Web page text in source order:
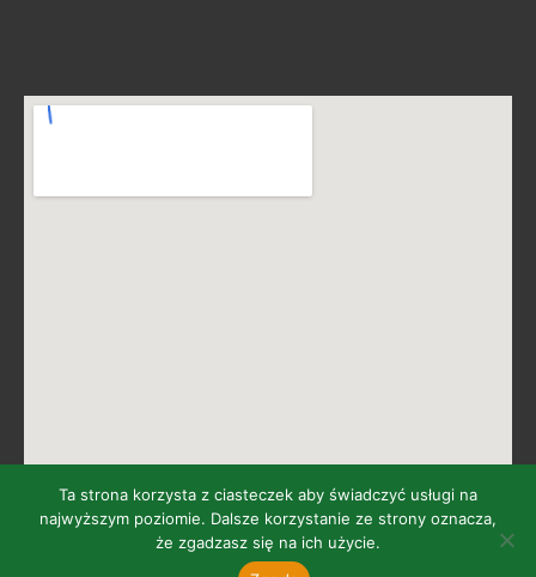
Ta strona korzysta z ciasteczek aby świadczyć usługi na
najwyższym poziomie. Dalsze korzystanie ze strony oznacza,
że zgadzasz się na ich użycie.